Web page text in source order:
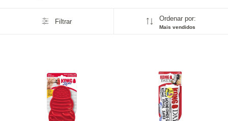
Filtrar Ordenar por:
Mais vendidos